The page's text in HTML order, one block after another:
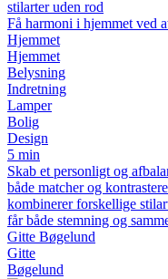
stilarter uden rod
Få harmoni i hjemmet ved
Hjemmet
Hjemmet
Belysning
Indretning
Lamper
Bolig
Design
5 min
Skab et personligt og
både matcher og
kombinerer forskellige
får både stemning og
Gitte Bøgelund
Gitte
Bøgelund